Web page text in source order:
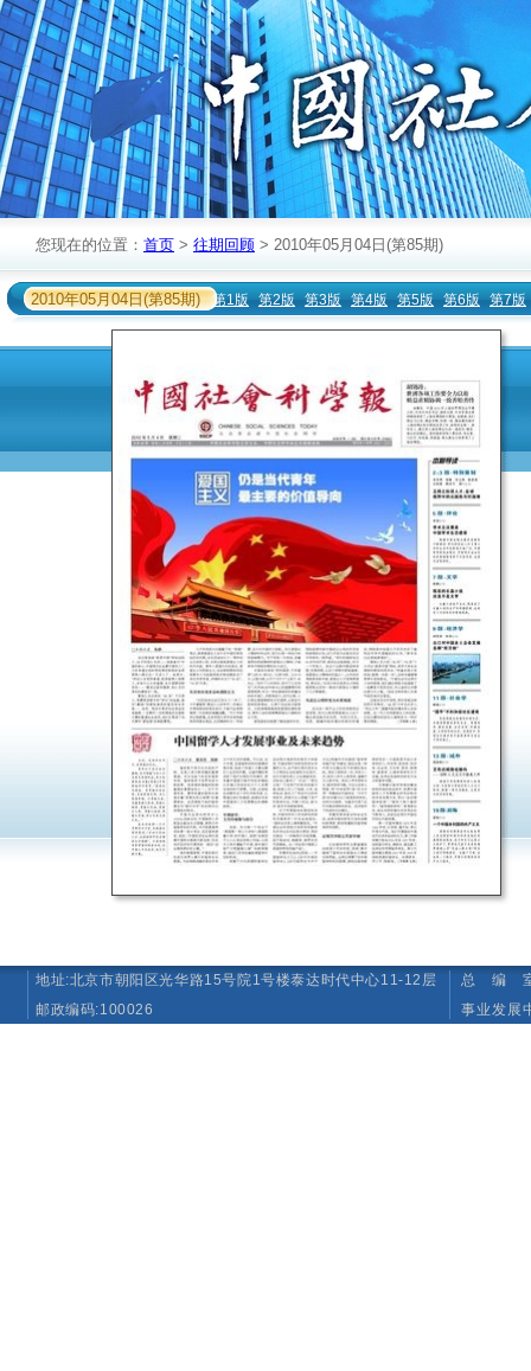
您现在的位置： 首页 > 往期回顾 > 2010年05月04日(第85期)
2010年05月04日(第85期) 第1版 第2版 第3版 第4版 第5版 第6版 第7版
地址:北京市朝阳区光华路15号院1号楼泰达时代中心11-12层
邮政编码:100026
总 编 室
事业发